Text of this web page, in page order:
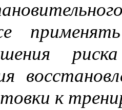
к